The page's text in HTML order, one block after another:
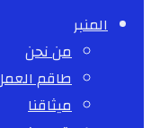
المنبر
من نحن
طاقم
ميثاقنا